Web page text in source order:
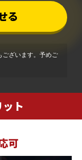
る
ございます。予めご
ト
可